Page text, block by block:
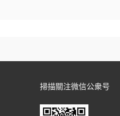
掃描關注微信公衆号